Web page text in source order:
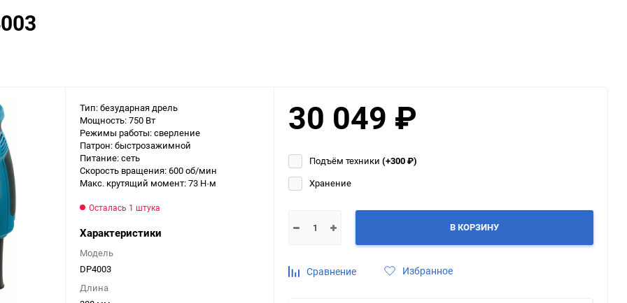
Выберите категорию
Выберите категорию
Выберите категорию
Тип: безударная дрель
Мощность: 750 Вт
Режимы работы: сверление
Патрон: быстрозажимной
Питание: сеть
Скорость вращения: 600 об/мин
Макс. крутящий момент: 73 Н·м
Осталась 1 штука
Характеристики
Модель
DP4003
Длина
30 049 ₽
Подъём техники (+300₽)
Хранение
В КОРЗИНУ
Сравнение Избранное